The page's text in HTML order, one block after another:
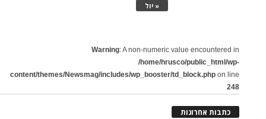
« יול
Warning: A non-numeric value encountered in
/home/hrusco/public_html/wp-
content/themes/Newsmag/includes/wp_booster/td_block.php on line
248
כתבות אחרונות